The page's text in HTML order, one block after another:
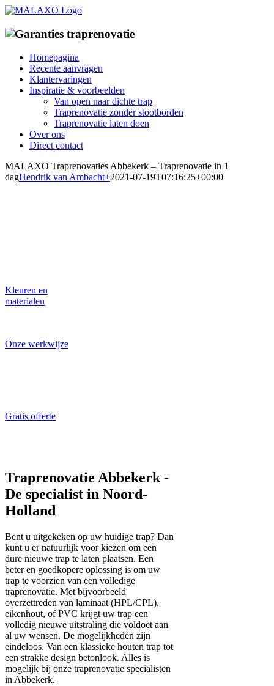
Ga
inhoud
Homepagina
Recente aanvragen
Klantervaringen
Inspiratie & voorbeelden
Van open naar dichte trap
Traprenovatie zonder stootborden
Traprenovatie laten doen
Over ons
Direct contact
MALAXO Traprenovaties Abbekerk – Traprenovatie in 1
dagHendrik van Ambacht+2021-07-19T07:16:25+00:00
Kleuren en
materialen
Onze werkwijze
Gratis offerte
Traprenovatie Abbekerk -
De specialist in Noord-
Holland
Bent u uitgekeken op uw huidige trap? Dan
kunt u er natuurlijk voor kiezen om een
dure nieuwe trap te laten plaatsen. Een
beter en goedkopere oplossing is om uw
trap te voorzien van een volledige
traprenovatie. Met bijvoorbeeld
overzettreden van laminaat (HPL/CPL),
eikenhout, of PVC krijgt uw trap een
volledig nieuwe uitstraling die voldoet aan
al uw wensen. De mogelijkheden zijn
eindeloos. Van een klassieke houten trap tot
een strakke design betonlook. Alles is
mogelijk bij onze traprenovatie specialisten
in Abbekerk.